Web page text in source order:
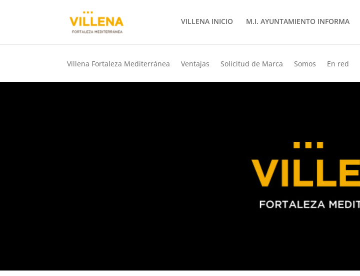
VILLENA INICIO M.I. AYUNTAMIENTO INFORMA
Villena Fortaleza Mediterránea Ventajas Solicitud de Marca Somos En red